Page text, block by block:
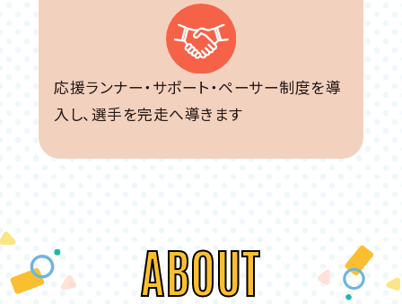
応援ランナー・サポート・ペーサー制度を導
入し、選手を完走へ導きます
ABOUT